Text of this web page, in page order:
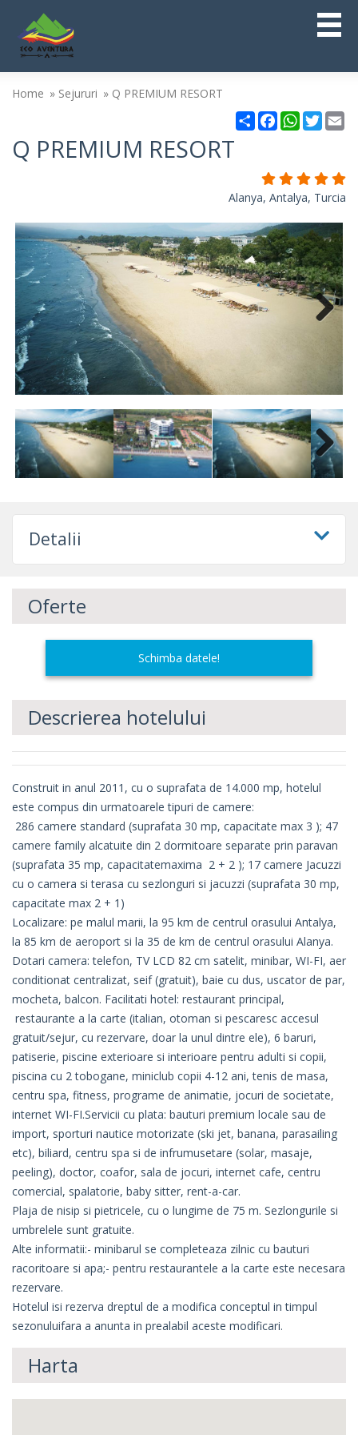
Home Sejururi Q PREMIUM RESORT
Partajare
Facebook
Q PREMIUM RESORT
Alanya, Antalya, Turcia
Next
Detalii
Oferte
Schimba datele!
Descrierea hotelului
Construit in anul 2011, cu o suprafata de 14.000 mp, hotelul
este compus din urmatoarele tipuri de camere:
286 camere standard (suprafata 30 mp, capacitate max 3 ); 47
camere family alcatuite din 2 dormitoare separate prin paravan
(suprafata 35 mp, capacitatemaxima 2 + 2 ); 17 camere Jacuzzi
cu o camera si terasa cu sezlonguri si jacuzzi (suprafata 30 mp,
capacitate max 2 + 1)
Localizare: pe malul marii, la 95 km de centrul orasului Antalya,
la 85 km de aeroport si la 35 de km de centrul orasului Alanya.
Dotari camera: telefon, TV LCD 82 cm satelit, minibar, WI-FI, aer
conditionat centralizat, seif (gratuit), baie cu dus, uscator de par,
mocheta, balcon. Facilitati hotel: restaurant principal,
restaurante a la carte (italian, otoman si pescaresc accesul
gratuit/sejur, cu rezervare, doar la unul dintre ele), 6 baruri,
patiserie, piscine exterioare si interioare pentru adulti si copii,
piscina cu 2 tobogane, miniclub copii 4-12 ani, tenis de masa,
centru spa, fitness, programe de animatie, jocuri de societate,
internet WI-FI.Servicii cu plata: bauturi premium locale sau de
import, sporturi nautice motorizate (ski jet, banana, parasailing
etc), biliard, centru spa si de infrumusetare (solar, masaje,
peeling), doctor, coafor, sala de jocuri, internet cafe, centru
comercial, spalatorie, baby sitter, rent-a-car.
Plaja de nisip si pietricele, cu o lungime de 75 m. Sezlongurile si
umbrelele sunt gratuite.
Alte informatii:- minibarul se completeaza zilnic cu bauturi
racoritoare si apa;- pentru restaurantele a la carte este necesara
rezervare.
Hotelul isi rezerva dreptul de a modifica conceptul in timpul
sezonuluifara a anunta in prealabil aceste modificari.
Harta